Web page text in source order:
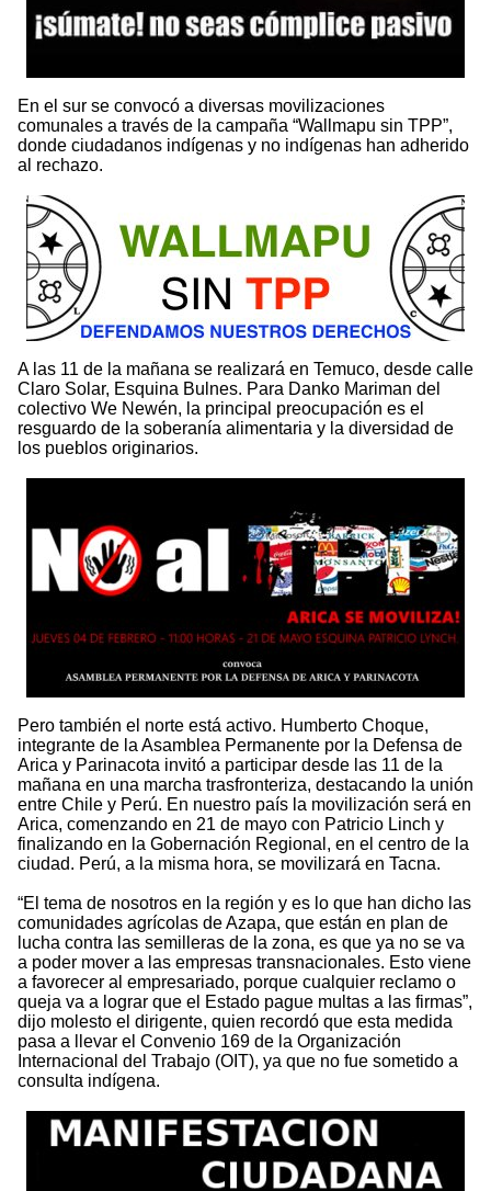
En el sur se convocó a diversas movilizaciones
comunales a través de la campaña “Wallmapu sin TPP”,
donde ciudadanos indígenas y no indígenas han adherido
al rechazo.
A las 11 de la mañana se realizará en Temuco, desde calle
Claro Solar, Esquina Bulnes. Para Danko Mariman del
colectivo We Newén, la principal preocupación es el
resguardo de la soberanía alimentaria y la diversidad de
los pueblos originarios.
Pero también el norte está activo. Humberto Choque,
integrante de la Asamblea Permanente por la Defensa de
Arica y Parinacota invitó a participar desde las 11 de la
mañana en una marcha trasfronteriza, destacando la unión
entre Chile y Perú. En nuestro país la movilización será en
Arica, comenzando en 21 de mayo con Patricio Linch y
finalizando en la Gobernación Regional, en el centro de la
ciudad. Perú, a la misma hora, se movilizará en Tacna.
“El tema de nosotros en la región y es lo que han dicho las
comunidades agrícolas de Azapa, que están en plan de
lucha contra las semilleras de la zona, es que ya no se va
a poder mover a las empresas transnacionales. Esto viene
a favorecer al empresariado, porque cualquier reclamo o
queja va a lograr que el Estado pague multas a las firmas”,
dijo molesto el dirigente, quien recordó que esta medida
pasa a llevar el Convenio 169 de la Organización
Internacional del Trabajo (OIT), ya que no fue sometido a
consulta indígena.